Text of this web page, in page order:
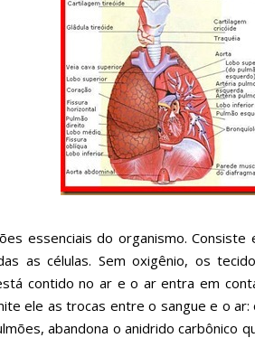
essenciais do organismo.
as células. Sem oxigênio, os
contido no ar e o ar entra em
ele as trocas entre o sangue e o ar:
abandona o anidrido carbônico